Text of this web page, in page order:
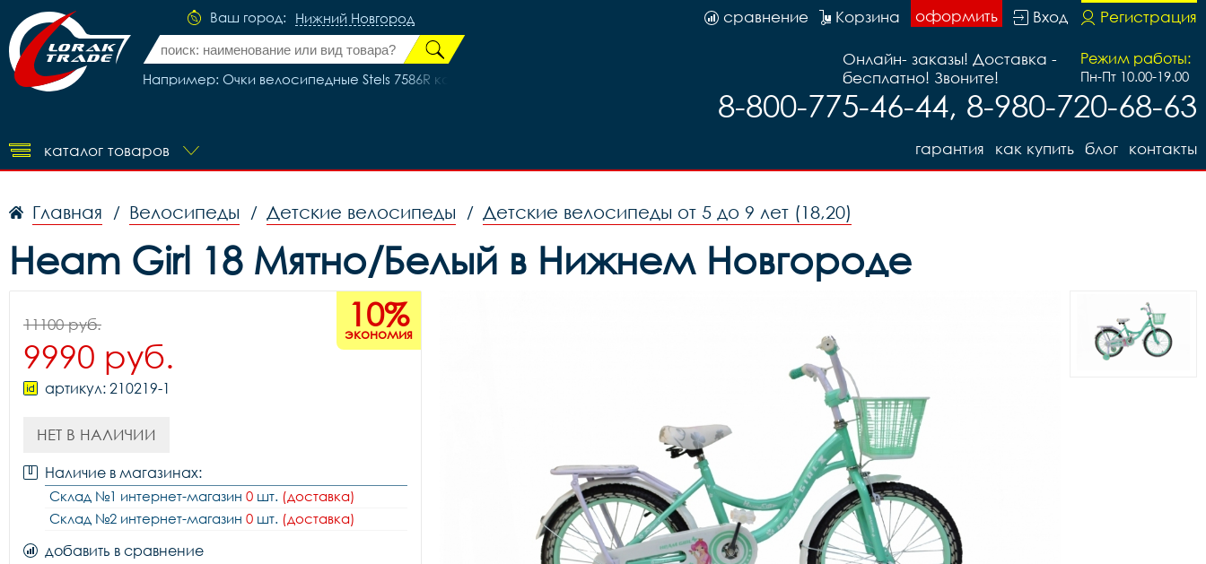
Ваш город: Нижний Новгород
Например: Очки велосипедные Stels 7586R код 700069
Регистрация
Вход
оформить
Корзина
сравнение
Режим работы:
Пн-Пт 10.00-19.00
Онлайн- заказы! Доставка -
бесплатно! Звоните!
8-800-775-46-44, 8-980-720-68-63
каталог товаров контакты
блог
как купить
гарантия
Главная / Велосипеды / Детские велосипеды / Детские велосипеды от 5 до 9 лет (18,20)
Heam Girl 18 Мятно/Белый в Нижнем Новгороде
10%
экономия
11100 руб.
9990 руб.
артикул: 210219-1
НЕТ В НАЛИЧИИ
Наличие в магазинах:
Склад №1 интернет-магазин 0 шт. (доставка)
Склад №2 интернет-магазин 0 шт. (доставка)
добавить в сравнение